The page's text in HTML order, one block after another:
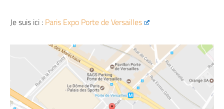
Je suis ici : Paris Expo Porte de Versailles